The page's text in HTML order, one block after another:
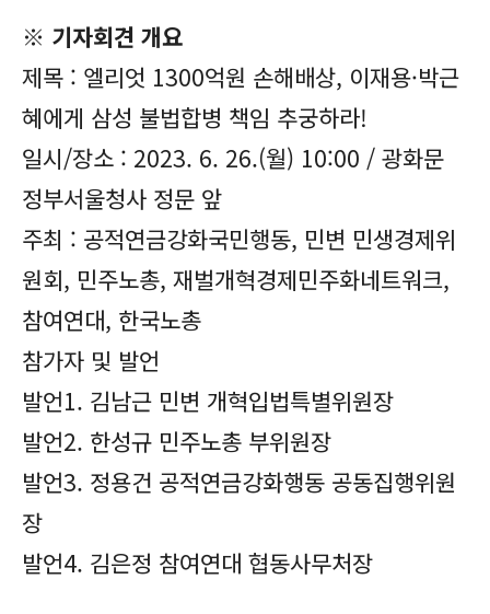
※ 기자회견 개요
제목 : 엘리엇 1300억원 손해배상, 이재용·박근
혜에게 삼성 불법합병 책임 추궁하라!
일시/장소 : 2023. 6. 26.(월) 10:00 / 광화문
정부서울청사 정문 앞
주최 : 공적연금강화국민행동, 민변 민생경제위
원회, 민주노총, 재벌개혁경제민주화네트워크,
참여연대, 한국노총
참가자 및 발언
발언1. 김남근 민변 개혁입법특별위원장
발언2. 한성규 민주노총 부위원장
발언3. 정용건 공적연금강화행동 공동집행위원
장
발언4. 김은정 참여연대 협동사무처장